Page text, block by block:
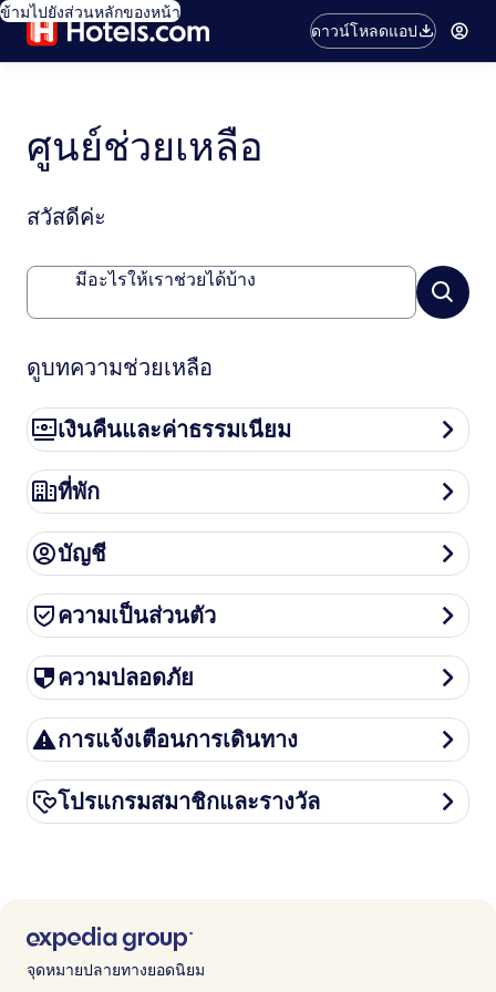
ข้ามไปยังส่วนหลักของหน้า
ดาวน์โหลดแอป
ศูนย์ช่วยเหลือ
สวัสดีค่ะ
มีอะไรให้เราช่วยได้บ้าง
ดูบทความช่วยเหลือ
เงินคืนและค่าธรรมเนียม
เงินคืนและค่าธรรมเนียม
ที่พัก
ที่พัก
บัญชี
บัญชี
ความเป็นส่วนตัว
ความเป็นส่วนตัว
ความปลอดภัย
ความปลอดภัย
การแจ้งเตือนการเดินทาง
การแจ้งเตือนการเดินทาง
โปรแกรมสมาชิกและรางวัล
โปรแกรมสมาชิกและรางวัล
จุดหมายปลายทางยอดนิยม